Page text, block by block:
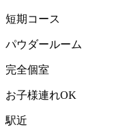
短期コース
パウダールーム
完全個室
お子様連れOK
駅近